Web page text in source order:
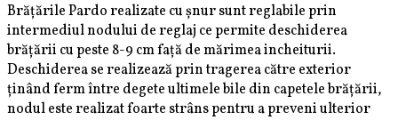
Brățările Pardo realizate cu șnur sunt reglabile prin
intermediul nodului de reglaj ce permite deschiderea
brățării cu peste 8-9 cm față de mărimea incheiturii.
Deschiderea se realizează prin tragerea către exterior
ținând ferm între degete ultimele bile din capetele brățării,
nodul este realizat foarte strâns pentru a preveni ulterior